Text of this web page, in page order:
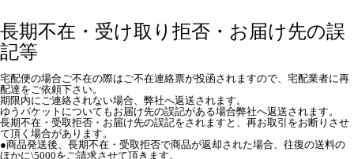
長期不在・受け取り拒否・お届け先の誤
記等
宅配便の場合ご不在の際はご不在連絡票が投函されますので、宅配業者に再
配達をご依頼下さい。
期限内にご連絡されない場合、弊社へ返送されます。
ゆうパケットについてもお届け先の誤記がある場合弊社へ返送されます。
長期不在・受取拒否・お届け先の誤記をされますと、再お取引をお断りさせ
て頂く場合があります。
●商品発送後、長期不在・受取拒否で商品が返却された場合、往復の送料の
ほかに\5000をご請求させて頂きます。